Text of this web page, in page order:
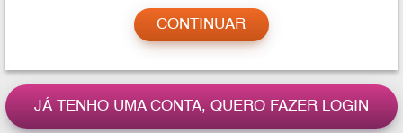
JÁ TENHO UMA CONTA, QUERO FAZER LOGIN